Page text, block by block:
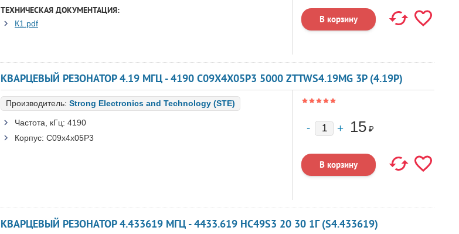
ТЕХНИЧЕСКАЯ ДОКУМЕНТАЦИЯ:
К1.pdf
КВАРЦЕВЫЙ РЕЗОНАТОР 4.19 МГЦ - 4190 C09X4X05P3 5000 ZTTWS4.19MG 3P (4.19P)
Производитель: Strong Electronics and Technology (STE)
Частота, кГц: 4190
Корпус: C09x4x05P3
15 ₽
КВАРЦЕВЫЙ РЕЗОНАТОР 4.433619 МГЦ - 4433.619 HC49S3 20 30 1Г (S4.433619)